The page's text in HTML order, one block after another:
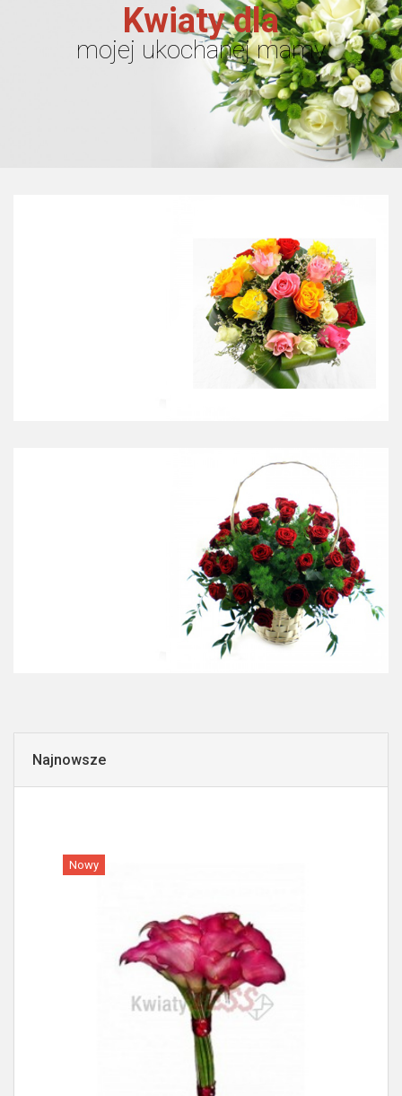
Kwiaty dla
mojej ukochanej mamy
Najnowsze
Nowy